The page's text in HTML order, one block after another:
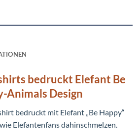
bedruckt Elefant Be
Animals Design
bedruckt mit Elefant „Be Happy“
Elefantenfans dahinschmelzen.